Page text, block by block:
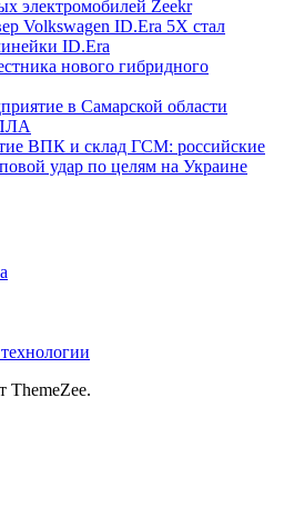
электромобилей Zeekr
Volkswagen ID.Era 5X стал
ID.Era
нового гибридного
в Самарской области
ВПК и склад ГСМ: российские
удар по целям на Украине
ThemeZee.